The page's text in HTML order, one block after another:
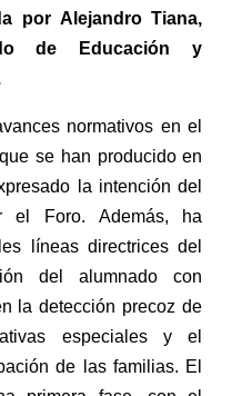
por Alejandro Tiana,
de Educación y
normativos en el
se han producido en
la intención del
el Foro. Además, ha
líneas directrices del
del alumnado con
la detección precoz de
especiales y el
de las familias. El